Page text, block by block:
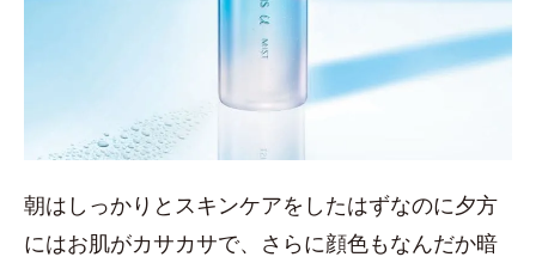
朝はしっかりとスキンケアをしたはずなのに夕方
にはお肌がカサカサで、さらに顔色もなんだか暗